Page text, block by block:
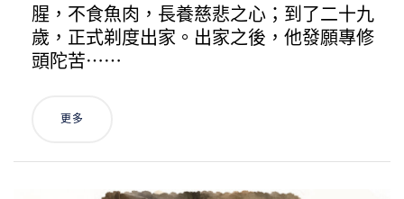
腥，不食魚肉，長養慈悲之心；到了二十九
歲，正式剃度出家。出家之後，他發願專修
頭陀苦⋯⋯
更多